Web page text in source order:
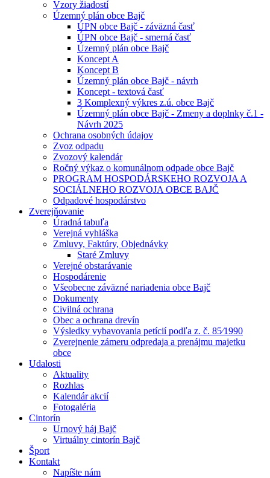
Vzory žiadostí
Územný plán obce Bajč
ÚPN obce Bajč - záväzná časť
ÚPN obce Bajč - smerná časť
Územný plán obce Bajč
Koncept A
Koncept B
Územný plán obce Bajč - návrh
Koncept - textová časť
3 Komplexný výkres z.ú. obce Bajč
Územný plán obce Bajč - Zmeny a doplnky č.1 -
Návrh 2025
Ochrana osobných údajov
Zvoz odpadu
Zvozový kalendár
Ročný výkaz o komunálnom odpade obce Bajč
PROGRAM HOSPODÁRSKEHO ROZVOJA A
SOCIÁLNEHO ROZVOJA OBCE BAJČ
Odpadové hospodárstvo
Zverejňovanie
Úradná tabuľa
Verejná vyhláška
Zmluvy, Faktúry, Objednávky
Staré Zmluvy
Verejné obstarávanie
Hospodárenie
Všeobecne záväzné nariadenia obce Bajč
Dokumenty
Civilná ochrana
Obec a ochrana drevín
Výsledky vybavovania petícií podľa z. č. 85⁄1990
Zverejnenie zámeru odpredaja a prenájmu majetku
obce
Udalosti
Aktuality
Rozhlas
Kalendár akcií
Fotogaléria
Cintorín
Urnový háj Bajč
Virtuálny cintorín Bajč
Šport
Kontakt
Napíšte nám